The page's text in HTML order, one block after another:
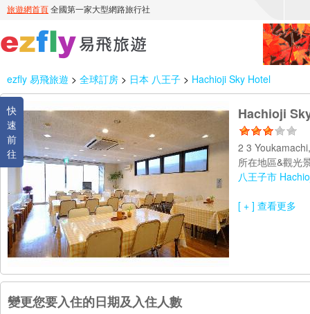
ezfly 易飛旅遊 > 全球訂房 > 日本 八王子 > Hachioji Sky Hotel
快
速
前
往
Hachioji
2 3
所在地區&觀光
八王子市
[ + ] 查看更多
變更您要入住的日期及入住人數